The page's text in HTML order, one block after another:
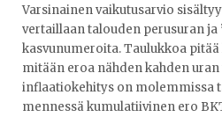
Varsinainen vaikutusarvio
vertaillaan talouden perusuran ja
kasvunumeroita. Taulukkoa
mitään eroa nähden kahden
inflaatiokehitys on molemmissa
mennessä kumulatiivinen ero